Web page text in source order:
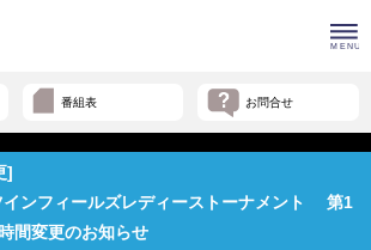
番組表 お問合せ
]
ンフィールズレディーストーナメント 第1
間変更のお知らせ